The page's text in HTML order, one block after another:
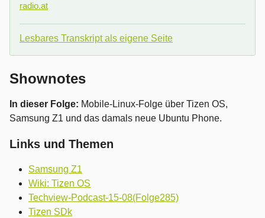
radio.at
Lesbares Transkript als eigene Seite
Shownotes
In dieser Folge: Mobile-Linux-Folge über Tizen OS,
Samsung Z1 und das damals neue Ubuntu Phone.
Links und Themen
Samsung Z1
Wiki: Tizen OS
Techview-Podcast-15-08(Folge285)
Tizen SDk